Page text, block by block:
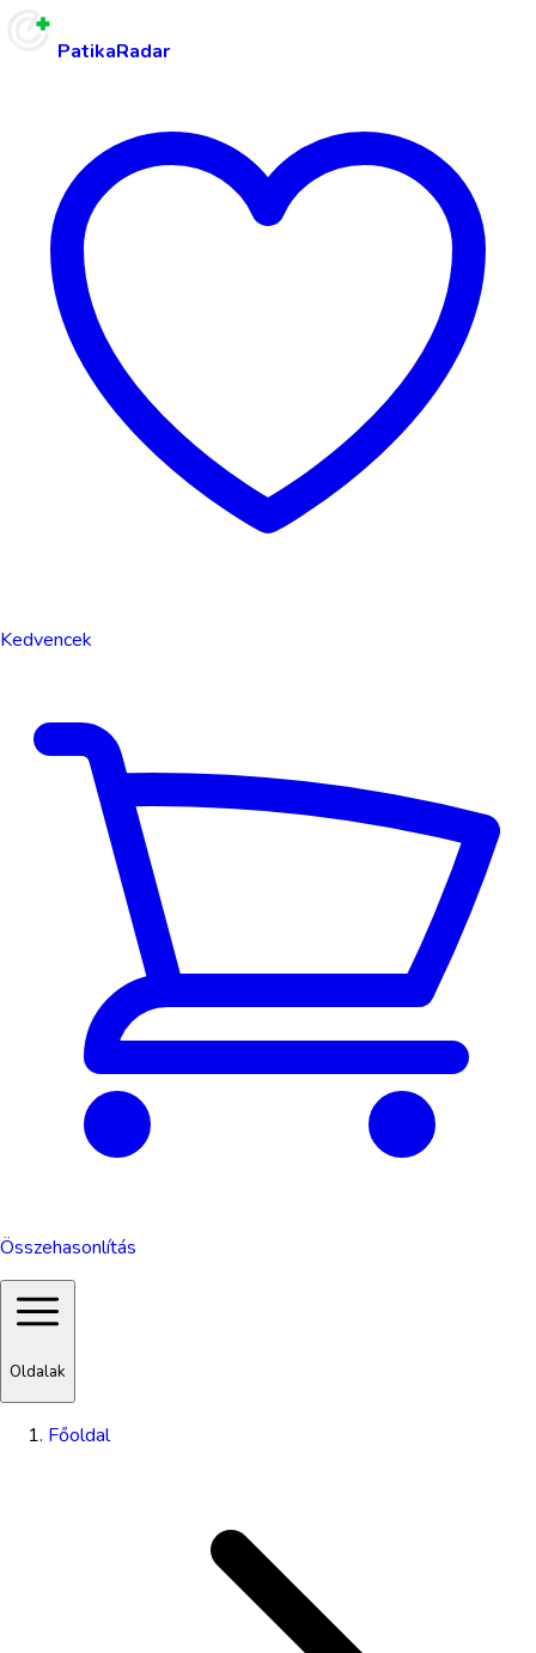
PatikaRadar
Kedvencek
Összehasonlítás
Oldalak
Főoldal